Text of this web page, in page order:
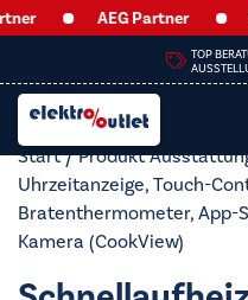
AEG Partner
HEUTE
09:00 – 12:30
Start/ Produkt
Uhrzeitanzeige, Touch-
Bratenthermometer, App-
Kamera (CookView)